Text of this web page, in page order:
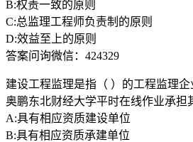
B:权责一致的原则
C:总监理工程师负责制的原则
D:效益至上的原则
答案问询微信：424329
建设工程监理是指（ ）的工程监理企
奥鹏东北财经大学平时在线作业承担
A:具有相应资质建设单位
B:具有相应资质承建单位